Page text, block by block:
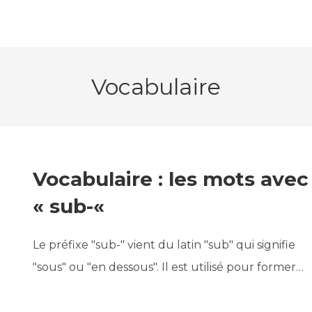
Vocabulaire
Vocabulaire : les mots avec
« sub-«
Le préfixe "sub-" vient du latin "sub" qui signifie
"sous" ou "en dessous". Il est utilisé pour former…